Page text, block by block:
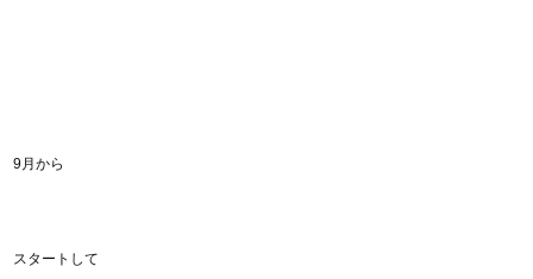
9月から
スタートして